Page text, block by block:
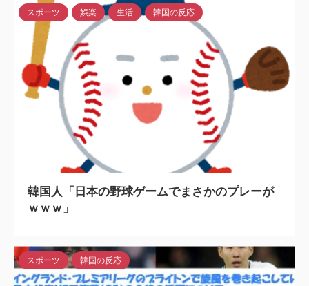
スポーツ 娯楽 生活 韓国の反応
韓国人「日本の野球ゲームでまさかのプレーが
ｗｗｗ」
スポーツ 韓国の反応